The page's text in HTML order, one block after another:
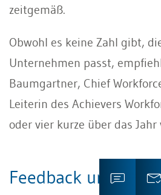
zeitgemäß.
Obwohl es keine Zahl gibt,
Unternehmen passt,
Baumgartner, Chief
Leiterin des Achievers
oder vier kurze über das
Feedback umsetzen